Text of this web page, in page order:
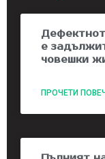
е
човешки
ПРОЧЕТИ